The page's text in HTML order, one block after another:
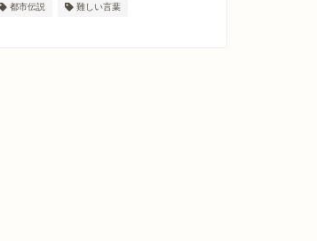
都市伝説 難しい言葉